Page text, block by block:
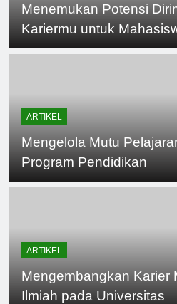
Menemukan Potensi
Kariermu untuk
ARTIKEL
Mengelola Mutu
Program Pendidikan
ARTIKEL
Mengembangkan Karier
Ilmiah pada Universitas